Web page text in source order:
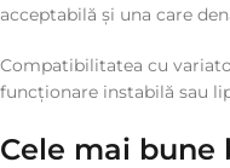
acceptabilă și una care
Compatibilitatea cu
funcționare instabilă sau
Cele mai